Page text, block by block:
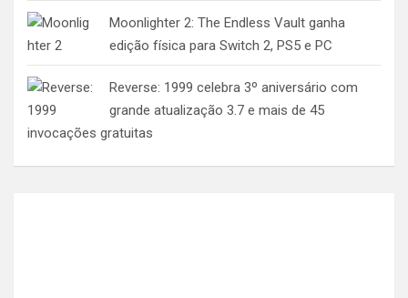
Moonlighter 2: The Endless Vault ganha
edição física para Switch 2, PS5 e PC
Reverse: 1999 celebra 3º aniversário com
grande atualização 3.7 e mais de 45
invocações gratuitas